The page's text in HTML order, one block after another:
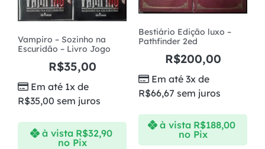
Vampiro – Sozinho na
Escuridão – Livro Jogo
R$35,00
Em até 1x de
R$35,00 sem juros
à vista R$32,90
no Pix
Bestiário Edição luxo –
Pathfinder 2ed
R$200,00
Em até 3x de
R$66,67 sem juros
à vista R$188,00
no Pix